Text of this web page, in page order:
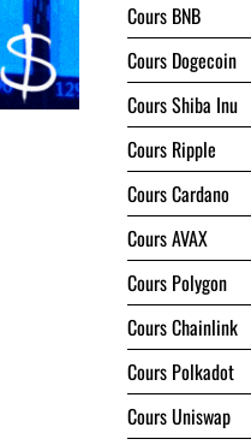
Cours BNB
Cours Dogecoin
Cours Shiba Inu
Cours Ripple
Cours Cardano
Cours AVAX
Cours Polygon
Cours Chainlink
Cours Polkadot
Cours Uniswap